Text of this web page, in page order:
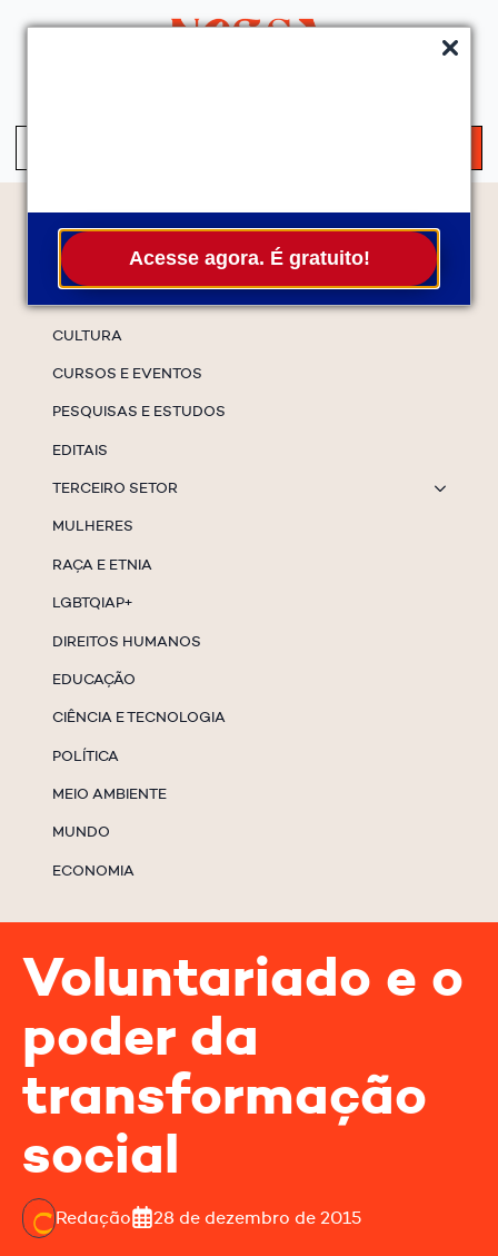
Acesse agora. É gratuito!
Temas
CULTURA
CURSOS E EVENTOS
PESQUISAS E ESTUDOS
EDITAIS
TERCEIRO SETOR
MULHERES
RAÇA E ETNIA
LGBTQIAP+
DIREITOS HUMANOS
EDUCAÇÃO
CIÊNCIA E TECNOLOGIA
POLÍTICA
MEIO AMBIENTE
MUNDO
ECONOMIA
Voluntariado e o
poder da
transformação
social
Redação 28 de dezembro de 2015